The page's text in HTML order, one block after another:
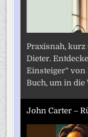
Praxisnah, kurz
Dieter.
Einsteiger“ von
Buch, um in die
John Carter –